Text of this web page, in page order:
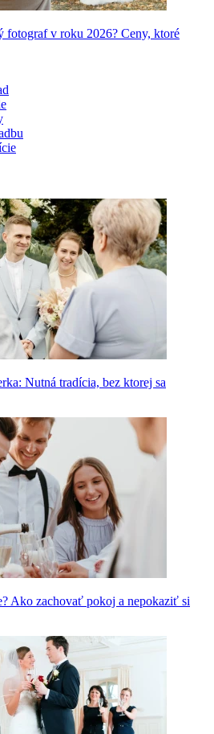
v roku 2026? Ceny, ktoré
Nutná tradícia, bez ktorej sa
Ako zachovať pokoj a nepokaziť si